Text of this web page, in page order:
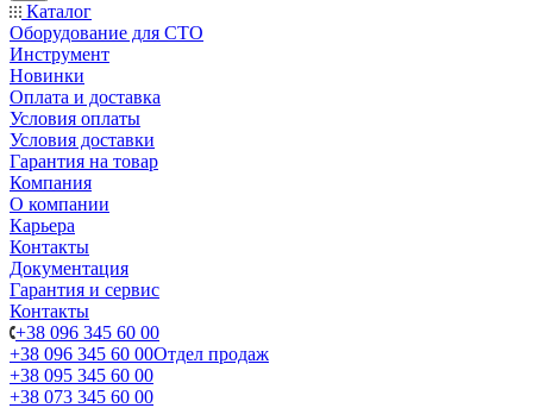
Каталог
Оборудование для СТО
Инструмент
Новинки
Оплата и доставка
Условия оплаты
Условия доставки
Гарантия на товар
Компания
О компании
Карьера
Контакты
Документация
Гарантия и сервис
Контакты
+38 096 345 60 00
+38 096 345 60 00Отдел продаж
+38 095 345 60 00
+38 073 345 60 00